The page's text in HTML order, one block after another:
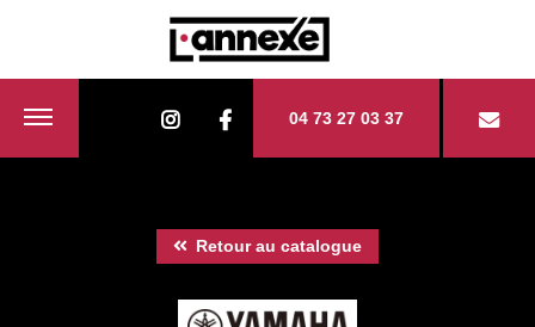
04 73 27 03 37
Retour au catalogue